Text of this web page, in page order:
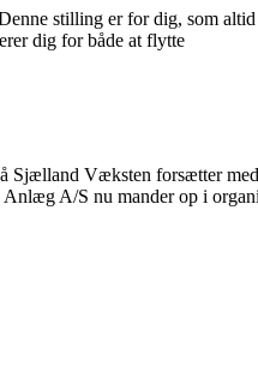
stilling er for dig, som
dig for både at flytte
Sjælland Væksten forsætter
A/S nu mander op i